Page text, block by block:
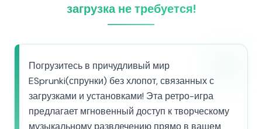
загрузка не требуется!
Погрузитесь в причудливый мир
ESprunki(спрунки) без хлопот, связанных с
загрузками и установками! Эта ретро-игра
предлагает мгновенный доступ к творческому
музыкальному развлечению прямо в вашем